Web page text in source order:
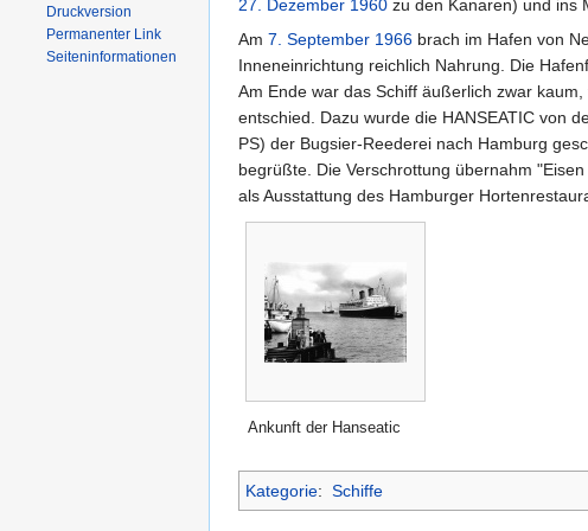
27. Dezember 1960 zu den Kanaren) und ins
Am 7. September 1966 brach im Hafen von
Inneneinrichtung reichlich Nahrung. Die
Am Ende war das Schiff äußerlich zwar
entschied. Dazu wurde die HANSEATIC von
PS) der Bugsier-Reederei nach Hamburg
begrüßte. Die Verschrottung übernahm
als Ausstattung des Hamburger
Ankunft der Hanseatic
Kategorie: Schiffe
Druckversion
Permanenter Link
Seiten­informationen